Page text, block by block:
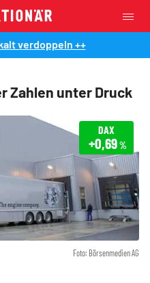
verdoppeln ++
Zahlen unter Druck
Foto: Börsenmedien AG
DAX
+0,69%